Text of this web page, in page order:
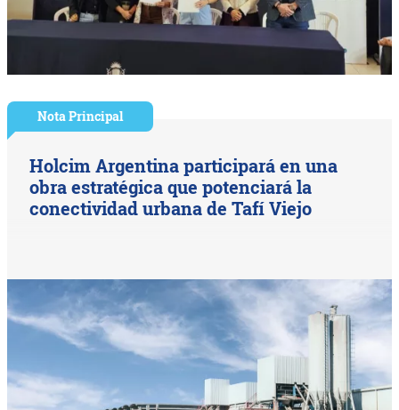
Nota Principal
Holcim Argentina participará en una
obra estratégica que potenciará la
conectividad urbana de Tafí Viejo